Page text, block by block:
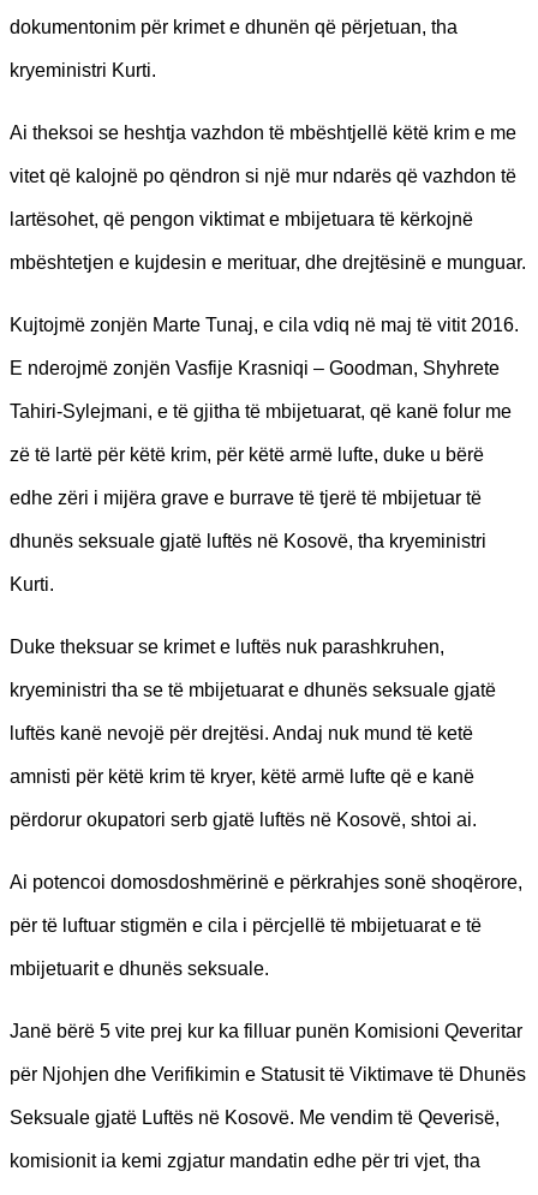
dokumentonim për krimet e dhunën që përjetuan, tha
kryeministri Kurti.
Ai theksoi se heshtja vazhdon të mbështjellë këtë krim e me
vitet që kalojnë po qëndron si një mur ndarës që vazhdon të
lartësohet, që pengon viktimat e mbijetuara të kërkojnë
mbështetjen e kujdesin e merituar, dhe drejtësinë e munguar.
Kujtojmë zonjën Marte Tunaj, e cila vdiq në maj të vitit 2016.
E nderojmë zonjën Vasfije Krasniqi – Goodman, Shyhrete
Tahiri-Sylejmani, e të gjitha të mbijetuarat, që kanë folur me
zë të lartë për këtë krim, për këtë armë lufte, duke u bërë
edhe zëri i mijëra grave e burrave të tjerë të mbijetuar të
dhunës seksuale gjatë luftës në Kosovë, tha kryeministri
Kurti.
Duke theksuar se krimet e luftës nuk parashkruhen,
kryeministri tha se të mbijetuarat e dhunës seksuale gjatë
luftës kanë nevojë për drejtësi. Andaj nuk mund të ketë
amnisti për këtë krim të kryer, këtë armë lufte që e kanë
përdorur okupatori serb gjatë luftës në Kosovë, shtoi ai.
Ai potencoi domosdoshmërinë e përkrahjes sonë shoqërore,
për të luftuar stigmën e cila i përcjellë të mbijetuarat e të
mbijetuarit e dhunës seksuale.
Janë bërë 5 vite prej kur ka filluar punën Komisioni Qeveritar
për Njohjen dhe Verifikimin e Statusit të Viktimave të Dhunës
Seksuale gjatë Luftës në Kosovë. Me vendim të Qeverisë,
komisionit ia kemi zgjatur mandatin edhe për tri vjet, tha